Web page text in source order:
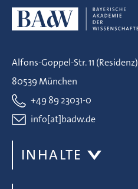
Alfons-Goppel-Str. 11 (Residenz)
80539 München
+49 89 23031-0
info[at]badw.de
INHALTE